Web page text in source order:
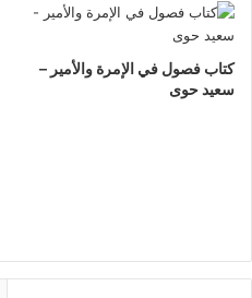
كتاب فصول في الإمرة والأمير –
سعيد حوى